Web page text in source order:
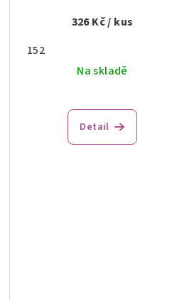
326 Kč/ kus
152
Na skladě
Detail